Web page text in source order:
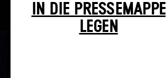
IN DIE PRESSEMAPPE
LEGEN